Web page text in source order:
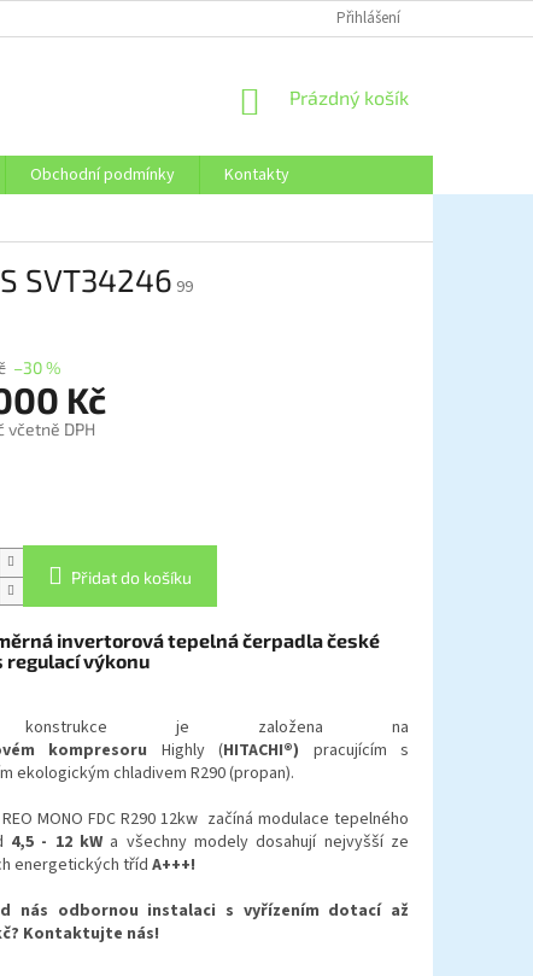
ÚDAJŮ Přihlášení
NÁKUPNÍ
Prázdný košík
Obchodní podmínky
Kontakty
SVT34246 99
–30 %
Kč
včetně DPH
Přidat do košíku
invertorová tepelná čerpadla české
regulací výkonu
konstrukce je založena na
kompresoru Highly (HITACHI®) pracujícím s
ekologickým chladivem R290 (propan).
MONO FDC R290 12kw začíná modulace tepelného
4,5 - 12 kW a všechny modely dosahují nejvyšší ze
energetických tříd A+++!
nás odbornou instalaci s vyřízením dotací až
Kontaktujte nás!